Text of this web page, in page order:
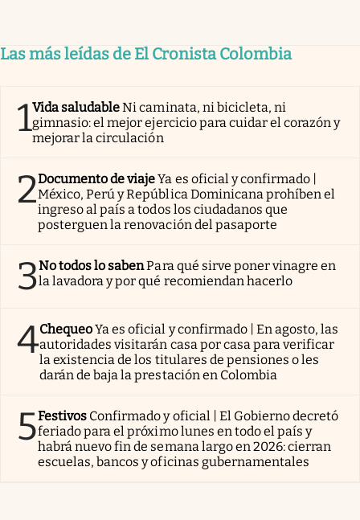
Las más leídas de El Cronista Colombia
1Vida saludableNi caminata, ni bicicleta, ni
gimnasio: el mejor ejercicio para cuidar el corazón y
mejorar la circulación
2Documento de viajeYa es oficial y confirmado |
México, Perú y República Dominicana prohíben el
ingreso al país a todos los ciudadanos que
posterguen la renovación del pasaporte
3No todos lo sabenPara qué sirve poner vinagre en
la lavadora y por qué recomiendan hacerlo
4ChequeoYa es oficial y confirmado | En agosto, las
autoridades visitarán casa por casa para verificar
la existencia de los titulares de pensiones o les
darán de baja la prestación en Colombia
5Festivos Confirmado y oficial | El Gobierno decretó
feriado para el próximo lunes en todo el país y
habrá nuevo fin de semana largo en 2026: cierran
escuelas, bancos y oficinas gubernamentales